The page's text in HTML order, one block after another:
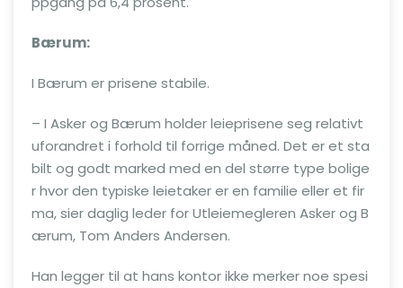
Bærum:
I Bærum er prisene stabile.
– I Asker og Bærum holder leieprisene seg relativt
uforandret i forhold til forrige måned. Det er et sta
bilt og godt marked med en del større type bolige
r hvor den typiske leietaker er en familie eller et fir
ma, sier daglig leder for Utleiemegleren Asker og B
ærum, Tom Anders Andersen.
Han legger til at hans kontor ikke merker noe spesi